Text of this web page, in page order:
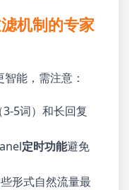
机制的专家
能，需注意：
5词）和长回复
定时功能避免
形式自然流量最